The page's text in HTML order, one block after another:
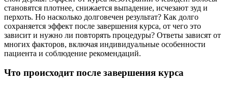
становятся плотнее, снижается выпадение, исчезают зуд и
перхоть. Но насколько долговечен результат? Как долго
сохраняется эффект после завершения курса, от чего это
зависит и нужно ли повторять процедуры? Ответы зависят от
многих факторов, включая индивидуальные особенности
пациента и соблюдение рекомендаций.
Что происходит после завершения курса